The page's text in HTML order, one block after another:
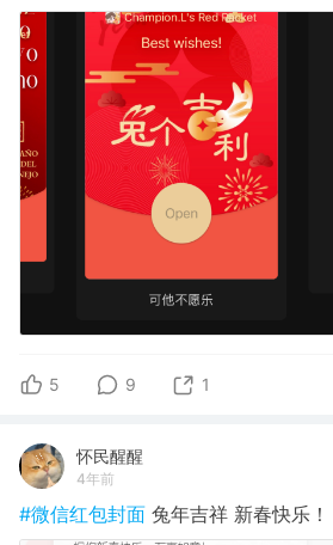
5 9 1
怀民醒醒
4年前
#微信红包封面 兔年吉祥 新春快乐！